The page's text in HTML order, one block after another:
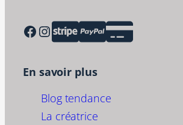
Facebook Instagram
En savoir plus
Blog tendance
La créatrice